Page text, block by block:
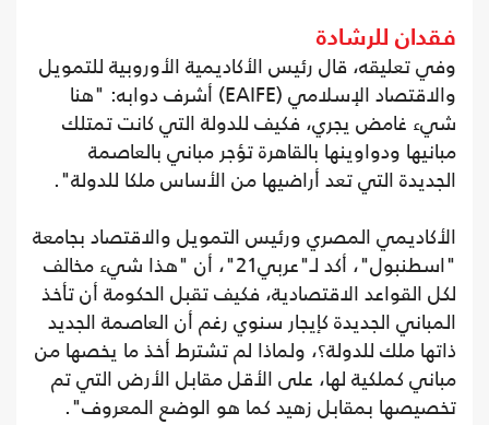
فقدان للرشادة
وفي تعليقه، قال رئيس الأكاديمية الأوروبية للتمويل
والاقتصاد الإسلامي (EAIFE) أشرف دوابه: "هنا
شيء غامض يجري، فكيف للدولة التي كانت تمتلك
مبانيها ودواوينها بالقاهرة تؤجر مباني بالعاصمة
الجديدة التي تعد أراضيها من الأساس ملكا للدولة".
الأكاديمي المصري ورئيس التمويل والاقتصاد بجامعة
"اسطنبول"، أكد لـ"عربي21"، أن "هذا شيء مخالف
لكل القواعد الاقتصادية، فكيف تقبل الحكومة أن تأخذ
المباني الجديدة كإيجار سنوي رغم أن العاصمة الجديد
ذاتها ملك للدولة؟، ولماذا لم تشترط أخذ ما يخصها من
مباني كملكية لها، على الأقل مقابل الأرض التي تم
تخصيصها بمقابل زهيد كما هو الوضع المعروف".